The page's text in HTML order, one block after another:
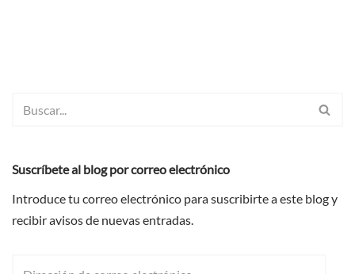
Suscríbete al blog por correo electrónico
Introduce tu correo electrónico para suscribirte a este blog y
recibir avisos de nuevas entradas.